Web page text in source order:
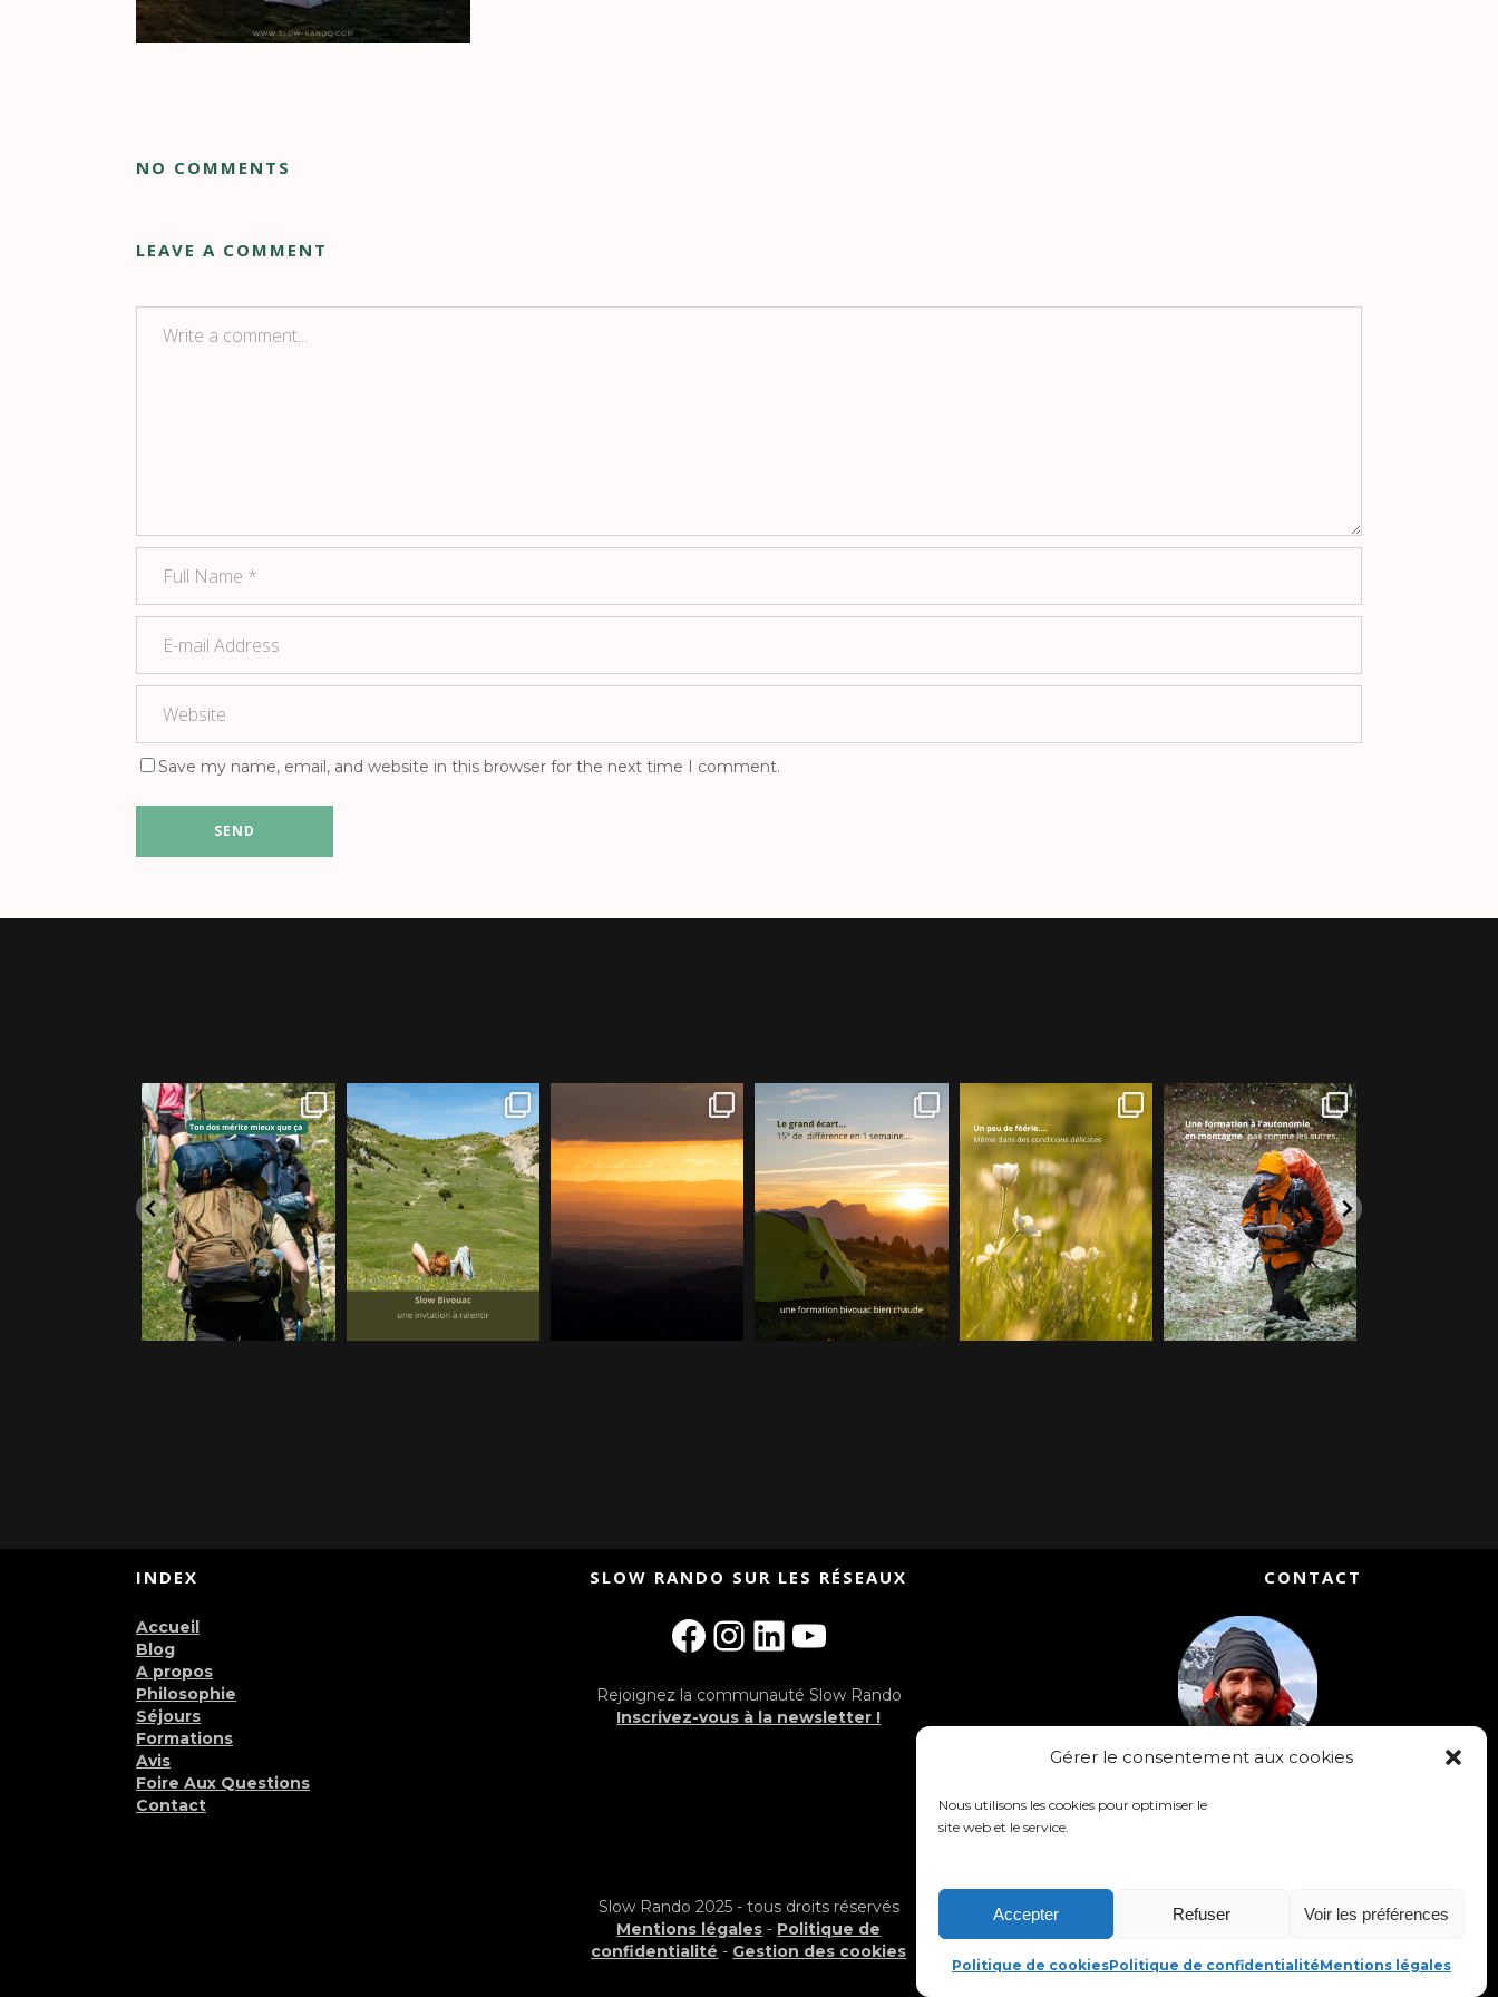
Gérer le consentement aux cookies
Nous utilisons les cookies pour optimiser le
site web et le service.
Accepter Refuser Voir les préférences
Politique de cookiesPolitique de confidentialitéMentions légales
NO COMMENTS
LEAVE A COMMENT
Save my name, email, and website in this browser for the next time I comment.
INDEX
Accueil
Blog
A propos
Philosophie
Séjours
Formations
Avis
Foire Aux Questions
Contact
SLOW RANDO SUR LES RÉSEAUX
Facebook
Instagram
LinkedIn
YouTube
Rejoignez la communauté Slow Rando
Inscrivez-vous à la newsletter !
Slow Rando 2025 - tous droits réservés
Mentions légales - Politique de
confidentialité - Gestion des cookies
CONTACT
Accompagnateur en Montagne